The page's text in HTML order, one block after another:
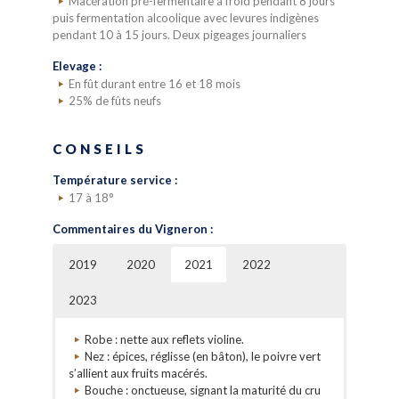
puis fermentation alcoolique avec levures indigènes
pendant 10 à 15 jours. Deux pigeages journaliers
Elevage :
En fût durant entre 16 et 18 mois
25% de fûts neufs
CONSEILS
Température service :
17 à 18°
Commentaires du Vigneron :
2019 2020 2021 2022
2023
Nez : voilà de bien charmante Charmottes,
s’exprimant par un nez de roses, subtilement
réglissé.
Bouche : tactile, délié, sapide et la finale
Nez : qui annonce la finesse et l’élégance.
Dominante florale pour ce vin qui laisse s’échapper
des effluves de lys et de violettes. La fraise des
bois n’est pas loin derrière le floral.
Robe : nette aux reflets violine.
Nez : épices, réglisse (en bâton), le poivre vert
s’allient aux fruits macérés.
Bouche : onctueuse, signant la maturité du cru